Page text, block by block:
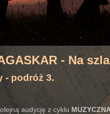
- Na
- podróż 3.
audycję z cyklu